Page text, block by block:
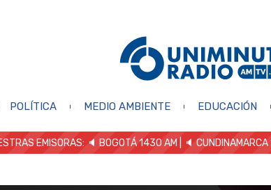
POLÍTICA MEDIO AMBIENTE EDUCACIÓN
EMISORAS: 🔈 BOGOTÁ 1430 AM | 🔈